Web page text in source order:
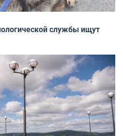
службы ищут